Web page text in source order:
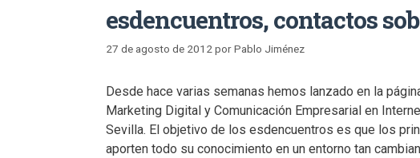
esdencuentros, contactos
27 de agosto de 2012 porPablo Jiménez
Desde hace varias semanas hemos lanzado en la
Marketing Digital y Comunicación Empresarial en
Sevilla. El objetivo de los esdencuentros es que los
aporten todo su conocimiento en un entorno tan